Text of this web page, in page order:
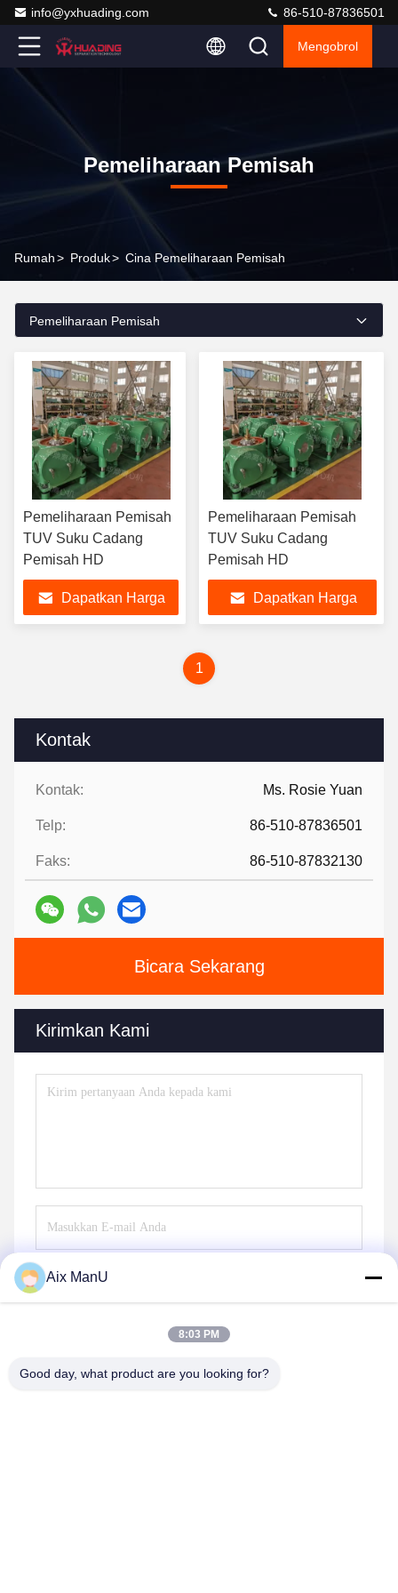
info@yxhuading.com 86-510-87836501
Mengobrol
Pemeliharaan Pemisah
Rumah> Produk> Cina Pemeliharaan Pemisah
Kontak
Kontak: Ms. Rosie Yuan
Telp: 86-510-87836501
Faks: 86-510-87832130
Bicara Sekarang
Kirimkan Kami
Kirim
Pemeliharaan Pemisah
Pemeliharaan Pemisah
TUV Suku Cadang
Pemisah HD
Dapatkan Harga
Pemeliharaan Pemisah
TUV Suku Cadang
Pemisah HD
Dapatkan Harga
1
Aix ManU
8:03 PM
Good day, what product are you looking for?